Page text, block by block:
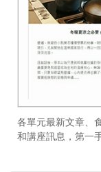
各單元最新文章、
和講座訊息，第一